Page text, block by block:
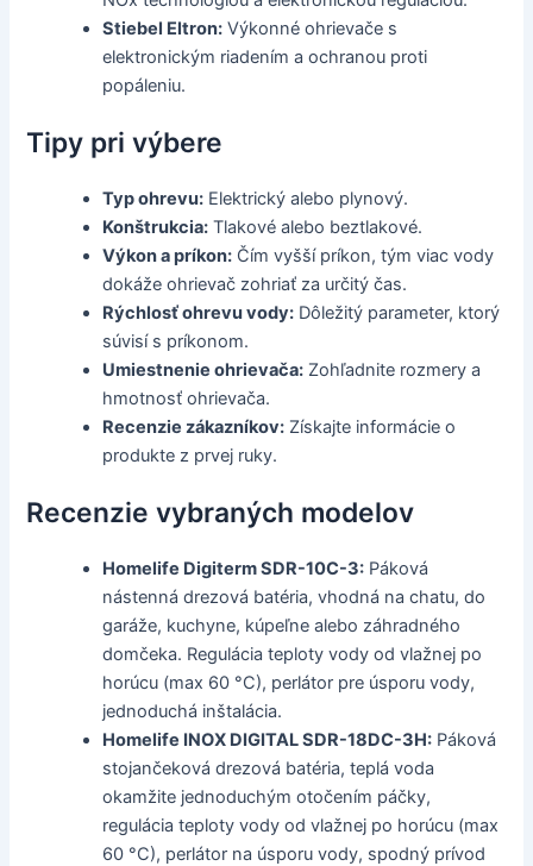
Stiebel Eltron: Výkonné ohrievače s
elektronickým riadením a ochranou proti
popáleniu.
Tipy pri výbere
Typ ohrevu: Elektrický alebo plynový.
Konštrukcia: Tlakové alebo beztlakové.
Výkon a príkon: Čím vyšší príkon, tým viac vody
dokáže ohrievač zohriať za určitý čas.
Rýchlosť ohrevu vody: Dôležitý parameter, ktorý
súvisí s príkonom.
Umiestnenie ohrievača: Zohľadnite rozmery a
hmotnosť ohrievača.
Recenzie zákazníkov: Získajte informácie o
produkte z prvej ruky.
Recenzie vybraných modelov
Homelife Digiterm SDR-10C-3: Páková
nástenná drezová batéria, vhodná na chatu, do
garáže, kuchyne, kúpeľne alebo záhradného
domčeka. Regulácia teploty vody od vlažnej po
horúcu (max 60 °C), perlátor pre úsporu vody,
jednoduchá inštalácia.
Homelife INOX DIGITAL SDR-18DC-3H: Páková
stojančeková drezová batéria, teplá voda
okamžite jednoduchým otočením páčky,
regulácia teploty vody od vlažnej po horúcu (max
60 °C), perlátor na úsporu vody, spodný prívod